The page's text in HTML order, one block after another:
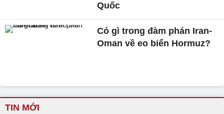
Quốc
Có gì trong đàm phán Iran-
Oman về eo biển Hormuz?
TIN MỚI